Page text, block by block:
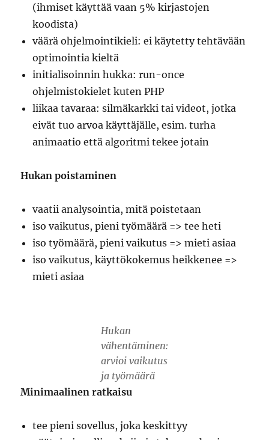
(ihmiset käyttää vaan 5% kirjastojen
koodista)
väärä ohjelmointikieli: ei käytetty tehtävään
optimointia kieltä
initialisoinnin hukka: run-once
ohjelmistokielet kuten PHP
liikaa tavaraa: silmäkarkki tai videot, jotka
eivät tuo arvoa käyttäjälle, esim. turha
animaatio että algoritmi tekee jotain
Hukan poistaminen
vaatii analysointia, mitä poistetaan
iso vaikutus, pieni työmäärä => tee heti
iso työmäärä, pieni vaikutus => mieti asiaa
iso vaikutus, käyttökokemus heikkenee =>
mieti asiaa
Hukan
vähentäminen:
arvioi vaikutus
ja työmäärä
Minimaalinen ratkaisu
tee pieni sovellus, joka keskittyy